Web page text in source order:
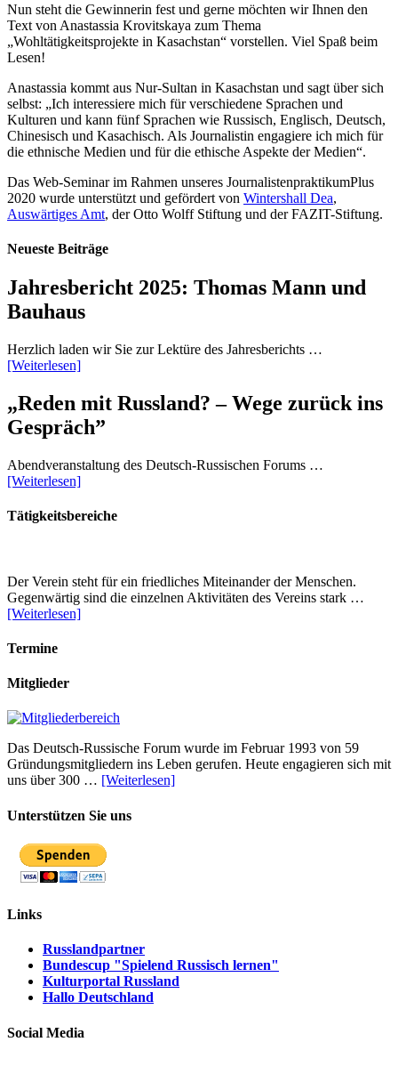
Nun steht die Gewinnerin fest und gerne möchten wir Ihnen den
Text von Anastassia Krovitskaya zum Thema
„Wohltätigkeitsprojekte in Kasachstan“ vorstellen. Viel Spaß beim
Lesen!
Anastassia kommt aus Nur-Sultan in Kasachstan und sagt über sich
selbst: „Ich interessiere mich für verschiedene Sprachen und
Kulturen und kann fünf Sprachen wie Russisch, Englisch, Deutsch,
Chinesisch und Kasachisch. Als Journalistin engagiere ich mich für
die ethnische Medien und für die ethische Aspekte der Medien“.
Das Web-Seminar im Rahmen unseres JournalistenpraktikumPlus
2020 wurde unterstützt und gefördert von Wintershall Dea,
Auswärtiges Amt, der Otto Wolff Stiftung und der FAZIT-Stiftung.
Neueste Beiträge
Jahresbericht 2025: Thomas Mann und
Bauhaus
Herzlich laden wir Sie zur Lektüre des Jahresberichts …
[Weiterlesen]
„Reden mit Russland? – Wege zurück ins
Gespräch”
Abendveranstaltung des Deutsch-Russischen Forums …
[Weiterlesen]
Tätigkeitsbereiche
Der Verein steht für ein friedliches Miteinander der Menschen.
Gegenwärtig sind die einzelnen Aktivitäten des Vereins stark …
[Weiterlesen]
Termine
Mitglieder
Das Deutsch-Russische Forum wurde im Februar 1993 von 59
Gründungsmitgliedern ins Leben gerufen. Heute engagieren sich mit
uns über 300 … [Weiterlesen]
Unterstützen Sie uns
Links
Russlandpartner
Bundescup "Spielend Russisch lernen"
Kulturportal Russland
Hallo Deutschland
Social Media